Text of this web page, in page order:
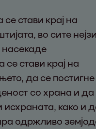
се стави крај на
во сите
се стави крај на
да се постигне
со храна и да
како и
одржливо